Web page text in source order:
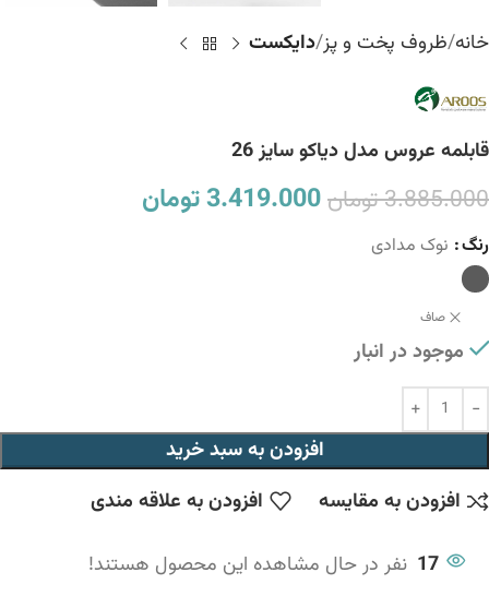
خانه ظروف پخت و پز دایکست
قابلمه عروس مدل دیاکو سایز 26
3.885.000تومان3.419.000تومان
رنگ نوک مدادی
صاف
موجود در انبار
افزودن به سبد خرید
افزودن به مقایسه
افزودن به علاقه مندی
17 نفر در حال مشاهده این محصول هستند!